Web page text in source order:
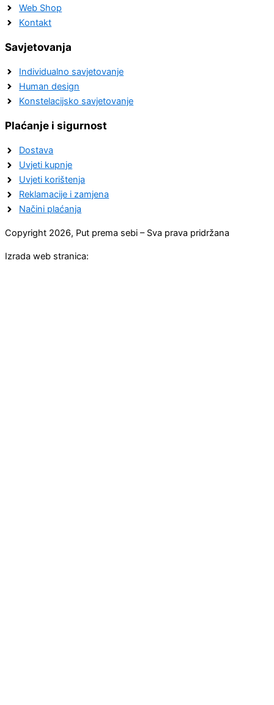
Web Shop
Kontakt
Savjetovanja
Individualno savjetovanje
Human design
Konstelacijsko savjetovanje
Plaćanje i sigurnost
Dostava
Uvjeti kupnje
Uvjeti korištenja
Reklamacije i zamjena
Načini plaćanja
Copyright 2026, Put prema sebi – Sva prava pridržana
Izrada web stranica: